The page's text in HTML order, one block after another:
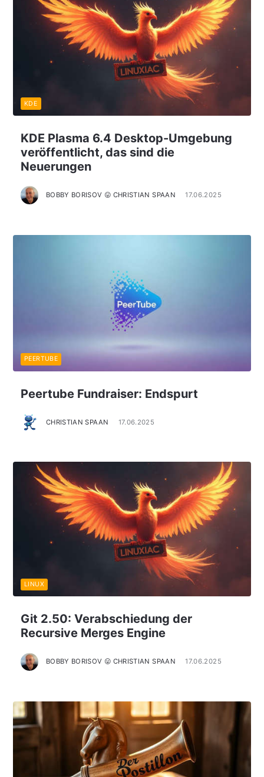
KDE Plasma 6.4 Desktop-Umgebung
veröffentlicht, das sind die
Neuerungen
BOBBY BORISOV 😛 CHRISTIAN SPAAN 17.06.2025
KDE
Peertube Fundraiser: Endspurt
CHRISTIAN SPAAN 17.06.2025
PEERTUBE
Git 2.50: Verabschiedung der
Recursive Merges Engine
BOBBY BORISOV 😛 CHRISTIAN SPAAN 17.06.2025
LINUX